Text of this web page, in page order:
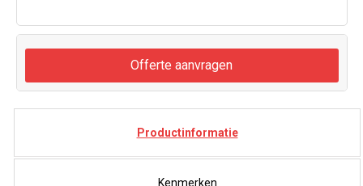
Offerte aanvragen
Productinformatie
Kenmerken